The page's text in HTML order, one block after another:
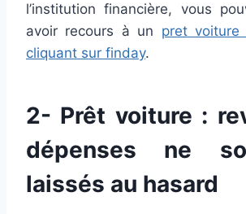
l’institution financière, vous
avoir recours à un pret voiture
cliquant sur finday.
2- Prêt voiture :
dépenses ne
laissés au hasard